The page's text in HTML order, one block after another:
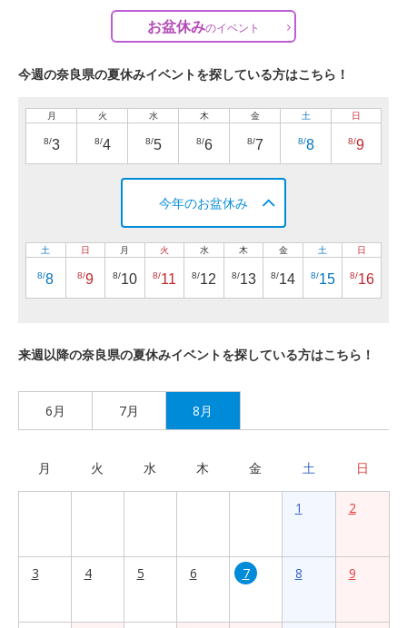
お盆休みのイベント
今週の奈良県の夏休みイベントを探している方はこちら！
月
8/3
火
8/4
水
8/5
木
8/6
金
8/7
土
8/8
日
8/9
今年のお盆休み
土
8/8
日
8/9
月
8/10
火
8/11
水
8/12
木
8/13
金
8/14
土
8/15
日
8/16
来週以降の奈良県の夏休みイベントを探している方はこちら！
6月 7月 8月
月 火 水 木 金 土 日
1 2
3 4 5 6 7 8 9